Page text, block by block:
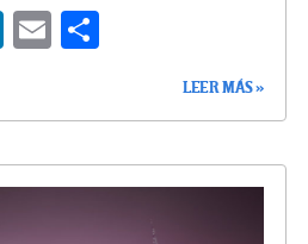
Li
n
E
ar
tir
LEER MÁS »